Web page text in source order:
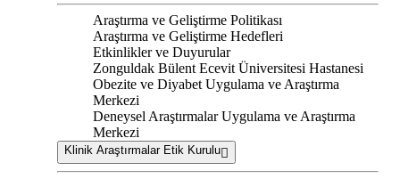
Araştırma ve Geliştirme Politikası
Araştırma ve Geliştirme Hedefleri
Etkinlikler ve Duyurular
Zonguldak Bülent Ecevit Üniversitesi Hastanesi
Obezite ve Diyabet Uygulama ve Araştırma
Merkezi
Deneysel Araştırmalar Uygulama ve Araştırma
Merkezi
Klinik Araştırmalar Etik Kurulu